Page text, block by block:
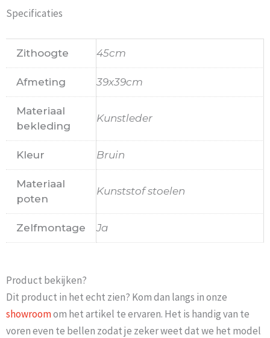
Specificaties
Zithoogte 45cm
Afmeting 39x39cm
Materiaal
bekleding
Kunstleder
Kleur Bruin
Materiaal
poten
Kunststof stoelen
Zelfmontage Ja
Product bekijken?
Dit product in het echt zien? Kom dan langs in onze
showroomom het artikel te ervaren. Het is handig van te
voren even te bellen zodat je zeker weet dat we het model